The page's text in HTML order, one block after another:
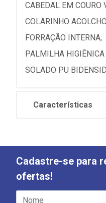
CABEDAL EM COURO
COLARINHO
FORRAÇÃO INTERNA;
PALMILHA
SOLADO PU
Características
Cadastre-se para
ofertas!